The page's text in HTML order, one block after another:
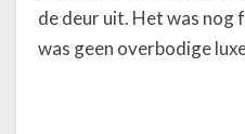
de deur uit. Het was nog
was geen overbodige